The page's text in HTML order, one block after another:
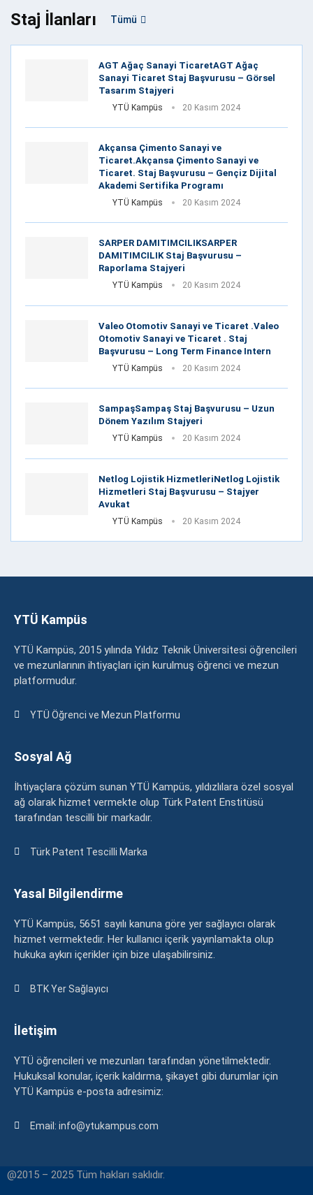
Staj İlanları Tümü
AGT Ağaç Sanayi TicaretAGT Ağaç
Sanayi Ticaret Staj Başvurusu – Görsel
Tasarım Stajyeri
YTÜ Kampüs 20 Kasım 2024
Akçansa Çimento Sanayi ve
Ticaret.Akçansa Çimento Sanayi ve
Ticaret. Staj Başvurusu – Gençiz Dijital
Akademi Sertifika Programı
YTÜ Kampüs 20 Kasım 2024
SARPER DAMITIMCILIKSARPER
DAMITIMCILIK Staj Başvurusu –
Raporlama Stajyeri
YTÜ Kampüs 20 Kasım 2024
Valeo Otomotiv Sanayi ve Ticaret .Valeo
Otomotiv Sanayi ve Ticaret . Staj
Başvurusu – Long Term Finance Intern
YTÜ Kampüs 20 Kasım 2024
SampaşSampaş Staj Başvurusu – Uzun
Dönem Yazılım Stajyeri
YTÜ Kampüs 20 Kasım 2024
Netlog Lojistik HizmetleriNetlog Lojistik
Hizmetleri Staj Başvurusu – Stajyer
Avukat
YTÜ Kampüs 20 Kasım 2024
YTÜ Kampüs
YTÜ Kampüs, 2015 yılında Yıldız Teknik Üniversitesi öğrencileri
ve mezunlarının ihtiyaçları için kurulmuş öğrenci ve mezun
platformudur.
YTÜ Öğrenci ve Mezun Platformu
Sosyal Ağ
İhtiyaçlara çözüm sunan YTÜ Kampüs, yıldızlılara özel sosyal
ağ olarak hizmet vermekte olup Türk Patent Enstitüsü
tarafından tescilli bir markadır.
Türk Patent Tescilli Marka
Yasal Bilgilendirme
YTÜ Kampüs, 5651 sayılı kanuna göre yer sağlayıcı olarak
hizmet vermektedir. Her kullanıcı içerik yayınlamakta olup
hukuka aykırı içerikler için bize ulaşabilirsiniz.
BTK Yer Sağlayıcı
İletişim
YTÜ öğrencileri ve mezunları tarafından yönetilmektedir.
Hukuksal konular, içerik kaldırma, şikayet gibi durumlar için
YTÜ Kampüs e-posta adresimiz:
Email: info@ytukampus.com
@2015 – 2025 Tüm hakları saklıdır.